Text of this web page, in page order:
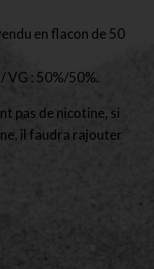
en flacon de 50
VG : 50%/50%.
pas de nicotine, si
il faudra rajouter